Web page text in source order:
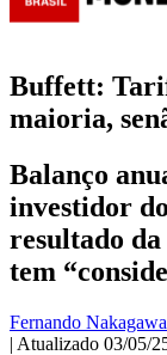
Buffett:
maioria,
Balanço
investidor
resultado
tem
Fernando Nakagawa
| Atualizado 03/05/